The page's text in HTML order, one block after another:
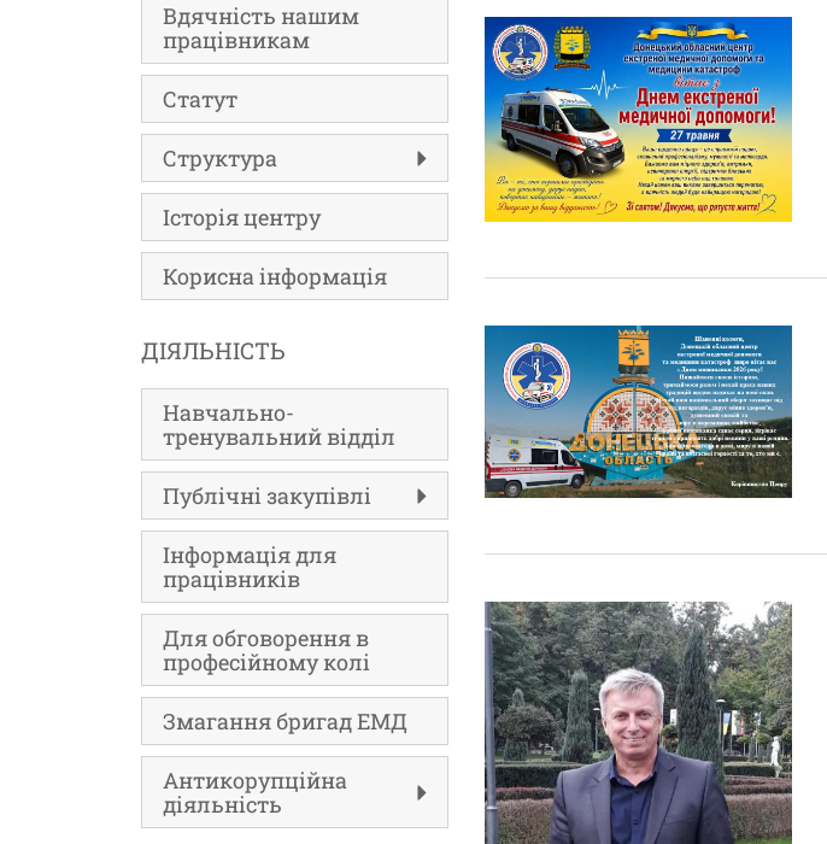
Вдячність нашим
працівникам
Статут
Структура
Історія центру
Корисна інформація
ДІЯЛЬНІСТЬ
Навчально-
тренувальний відділ
Публічні закупівлі
Інформація для
працівників
Для обговорення в
професійному колі
Змагання бригад ЕМД
Антикорупційна
діяльність